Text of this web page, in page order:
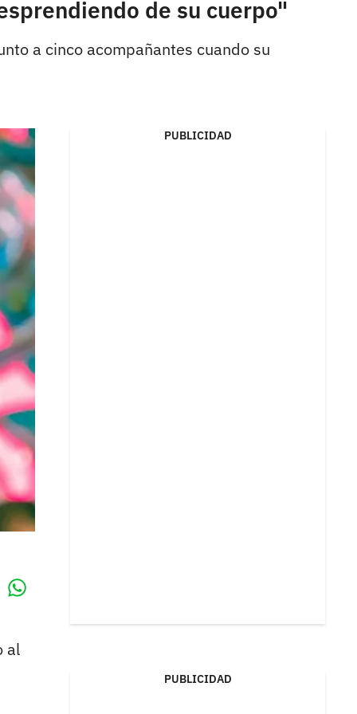
de su cuerpo"
a cinco acompañantes cuando su
al
PUBLICIDAD
PUBLICIDAD